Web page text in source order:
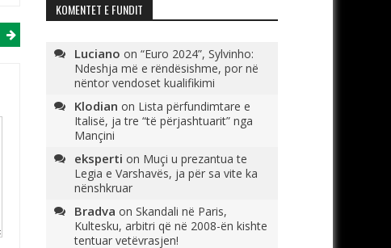
KOMENTET E FUNDIT
Luciano on “Euro 2024”, Sylvinho:
Ndeshja më e rëndësishme, por në
nëntor vendoset kualifikimi
Klodian on Lista përfundimtare e
Italisë, ja tre “të përjashtuarit” nga
Mançini
eksperti on Muçi u prezantua te
Legia e Varshavës, ja për sa vite ka
nënshkruar
Bradva on Skandali në Paris,
Kultesku, arbitri që në 2008-ën kishte
tentuar vetëvrasjen!